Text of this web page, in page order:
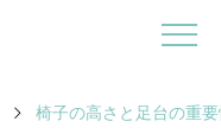
椅子の高さと足台の重